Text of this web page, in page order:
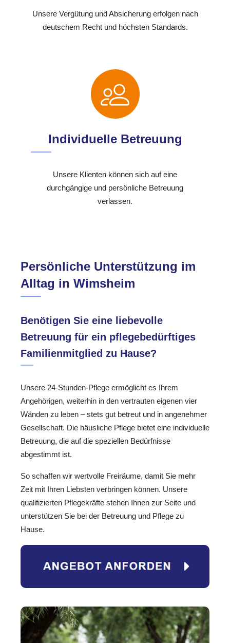
Unsere Vergütung und Absicherung erfolgen nach
deutschem Recht und höchsten Standards.
Individuelle Betreuung
Unsere Klienten können sich auf eine
durchgängige und persönliche Betreuung
verlassen.
Persönliche Unterstützung im
Alltag in Wimsheim
Benötigen Sie eine liebevolle
Betreuung für ein pflegebedürftiges
Familienmitglied zu Hause?
Unsere 24-Stunden-Pflege ermöglicht es Ihrem
Angehörigen, weiterhin in den vertrauten eigenen vier
Wänden zu leben – stets gut betreut und in angenehmer
Gesellschaft. Die häusliche Pflege bietet eine individuelle
Betreuung, die auf die speziellen Bedürfnisse
abgestimmt ist.
So schaffen wir wertvolle Freiräume, damit Sie mehr
Zeit mit Ihren Liebsten verbringen können. Unsere
qualifizierten Pflegekräfte stehen Ihnen zur Seite und
unterstützen Sie bei der Betreuung und Pflege zu
Hause.